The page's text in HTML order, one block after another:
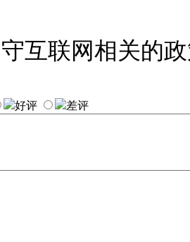
互联网相关的
好评 差评